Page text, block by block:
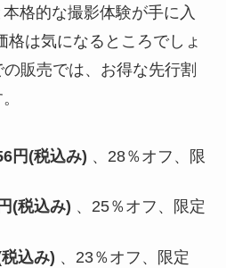
格的な撮影体験が手に入
格は気になるところでしょ
販売では、お得な先行割
円(税込み) 、28％オフ、限
(税込み) 、25％オフ、限定
込み) 、23％オフ、限定